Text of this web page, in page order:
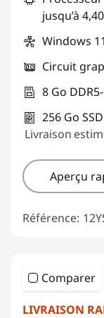
jusqu’à
Windows
Circuit
8 Go
256 Go
Livraison
Aperçu
Référence:
Comparer
LIVRAISON